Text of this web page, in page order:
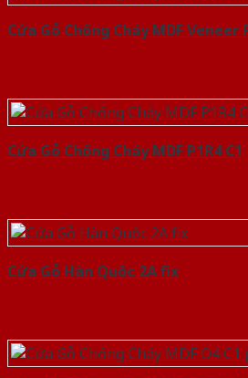
Cửa Gỗ Chống Cháy MDF Veneer
Cửa Gỗ Chống Cháy MDF P1R4 C1
Cửa Gỗ Hàn Quốc 2A fix